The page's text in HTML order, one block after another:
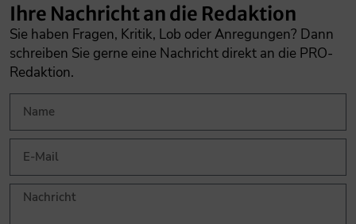
Ihre Nachricht an die Redaktion
Sie haben Fragen, Kritik, Lob oder Anregungen? Dann
schreiben Sie gerne eine Nachricht direkt an die PRO-
Redaktion.